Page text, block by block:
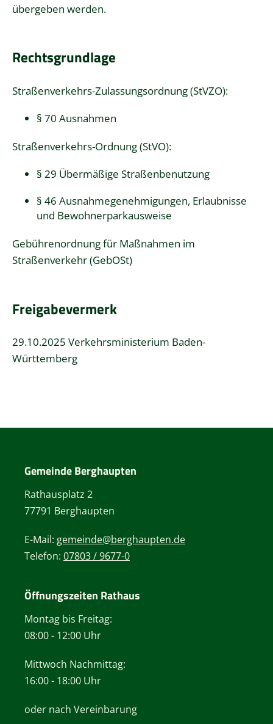
übergeben werden.
Rechtsgrundlage
Straßenverkehrs-Zulassungsordnung (StVZO):
§ 70 Ausnahmen
Straßenverkehrs-Ordnung (StVO):
§ 29 Übermäßige Straßenbenutzung
§ 46 Ausnahmegenehmigungen, Erlaubnisse
und Bewohnerparkausweise
Gebührenordnung für Maßnahmen im
Straßenverkehr (GebOSt)
Freigabevermerk
29.10.2025 Verkehrsministerium Baden-
Württemberg
Gemeinde Berghaupten
Rathausplatz 2
77791 Berghaupten
E-Mail: gemeinde@berghaupten.de
Telefon: 07803 / 9677-0
Öffnungszeiten Rathaus
Montag bis Freitag:
08:00 - 12:00 Uhr
Mittwoch Nachmittag:
16:00 - 18:00 Uhr
oder nach Vereinbarung